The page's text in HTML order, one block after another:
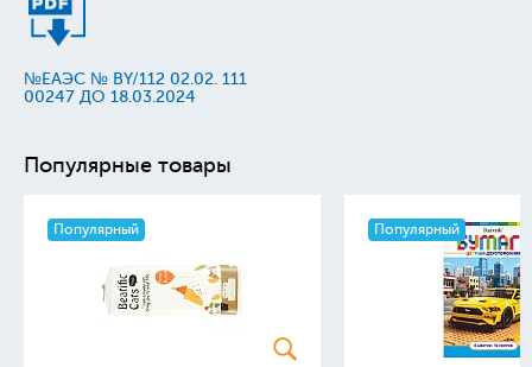
№ЕАЭС № BY/112 02.02. 111
00247 ДО 18.03.2024
Популярные товары
Популярный Популярный